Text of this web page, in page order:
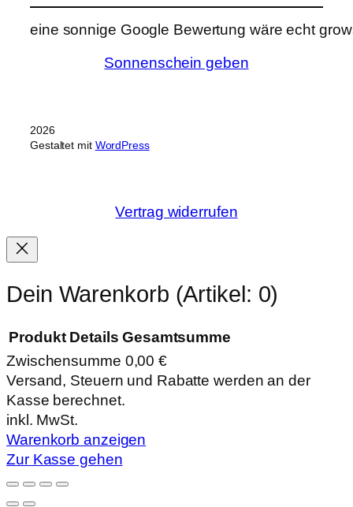
eine sonnige Google Bewertung wäre echt
Sonnenschein geben
2026
Gestaltet mit WordPress
Vertrag widerrufen
Dein Warenkorb (Artikel: 0)
Produkte
im
Warenkorb
Produkt Details Gesamtsumme
Zwischensumme 0,00 €
Versand, Steuern und Rabatte werden an der
Kasse berechnet.
inkl. MwSt.
Warenkorb anzeigen
Zur Kasse gehen